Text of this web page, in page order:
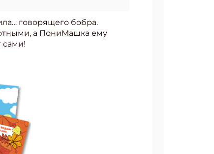
говорящего бобра.
а ПониМашка ему
сами!